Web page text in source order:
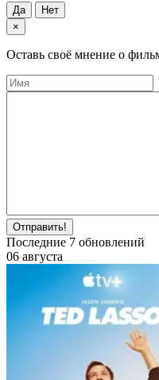
Да
Нет
×
Оставь своё мнение о
Отправить!
Последние 7 обновлений
06 августа